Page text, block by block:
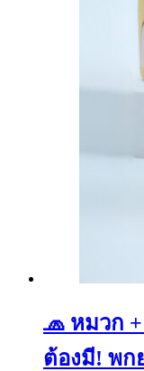
🧢 หมวก
ต้องมี! พก